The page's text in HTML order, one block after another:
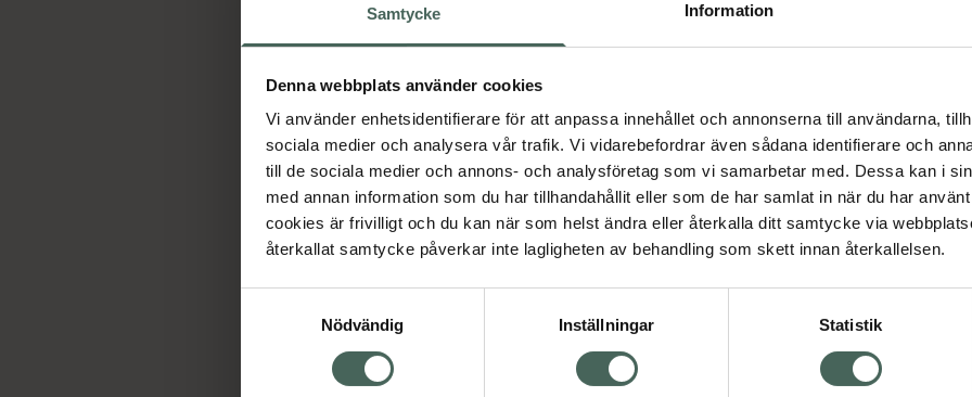
Samtycke Information
Denna webbplats använder cookies
Vi använder enhetsidentifierare för att anpassa innehållet och annonserna till användarna,
sociala medier och analysera vår trafik. Vi vidarebefordrar även sådana identifierare och
till de sociala medier och annons- och analysföretag som vi samarbetar med. Dessa kan i
med annan information som du har tillhandahållit eller som de har samlat in när du har
cookies är frivilligt och du kan när som helst ändra eller återkalla ditt samtycke via
återkallat samtycke påverkar inte lagligheten av behandling som skett innan återkallelsen.
Nödvändig
Inställningar Statistik
Pris online
KöpGaiam Neo-Baroque Yoga Mat 4mm,
Pris online
Köp
4.7 av 5 i omdöme
Gaiam Yoga Mat Citron
Gaiam Pink